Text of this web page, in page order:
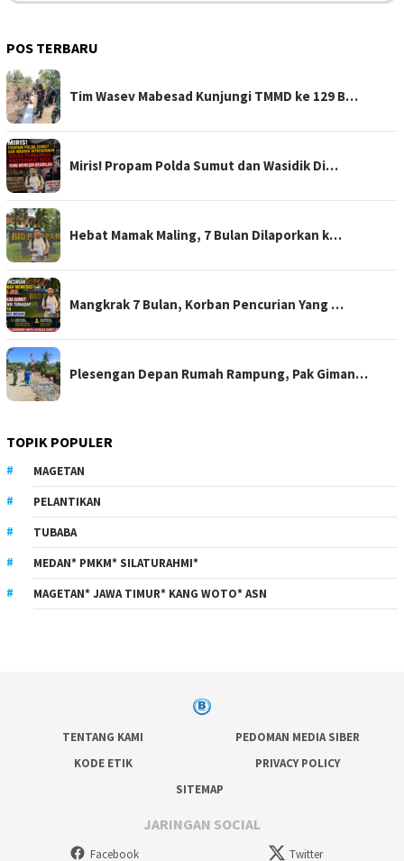
POS TERBARU
Tim Wasev Mabesad Kunjungi TMMD ke 129 B…
Miris! Propam Polda Sumut dan Wasidik Di…
Hebat Mamak Maling, 7 Bulan Dilaporkan k…
Mangkrak 7 Bulan, Korban Pencurian Yang …
Plesengan Depan Rumah Rampung, Pak Giman…
TOPIK POPULER
MAGETAN
PELANTIKAN
TUBABA
MEDAN* PMKM* SILATURAHMI*
MAGETAN* JAWA TIMUR* KANG WOTO* ASN
TENTANG KAMI
PEDOMAN MEDIA SIBER
KODE ETIK
PRIVACY POLICY
SITEMAP
JARINGAN SOCIAL
Facebook Twitter